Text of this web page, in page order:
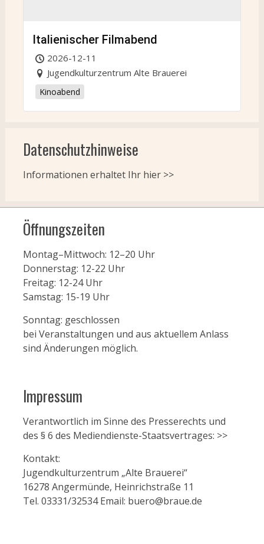
Italienischer Filmabend
2026-12-11
Jugendkulturzentrum Alte Brauerei
Kinoabend
Datenschutzhinweise
Informationen erhaltet Ihr hier >>
Öffnungszeiten
Montag–Mittwoch: 12–20 Uhr
Donnerstag: 12-22 Uhr
Freitag: 12-24 Uhr
Samstag: 15-19 Uhr
Sonntag: geschlossen
bei Veranstaltungen und aus aktuellem Anlass
sind Änderungen möglich.
Impressum
Verantwortlich im Sinne des Presserechts und
des § 6 des Mediendienste-Staatsvertrages: >>
Kontakt:
Jugendkulturzentrum „Alte Brauerei“
16278 Angermünde, Heinrichstraße 11
Tel. 03331/32534 Email: buero@braue.de